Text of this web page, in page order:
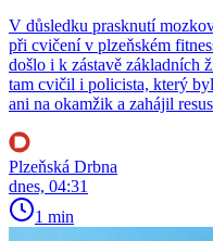
V důsledku prasknutí
při cvičení v plzeňském
došlo i k zástavě základních
tam cvičil i policista, který
ani na okamžik a zahájil
Plzeňská Drbna
dnes, 04:31
1 min